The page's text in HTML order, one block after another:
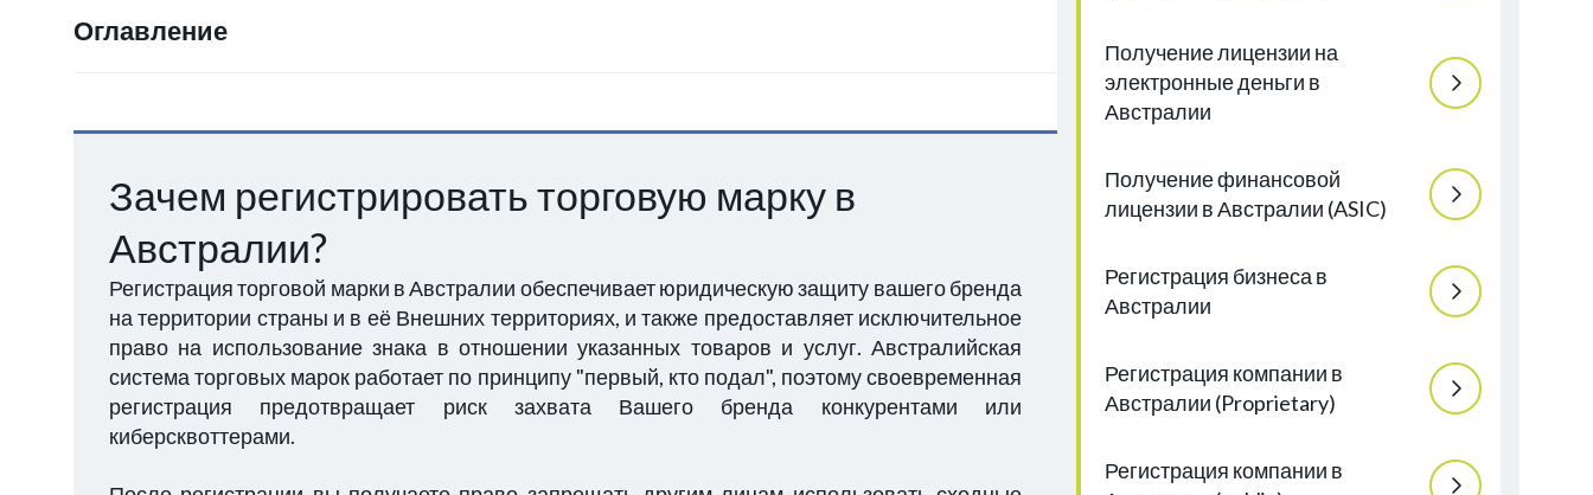
Оглавление
Зачем регистрировать торговую марку в
Австралии?
Регистрация торговой марки в Австралии обеспечивает юридическую защиту вашего бренда
на территории страны и в её Внешних территориях, и также предоставляет исключительное
право на использование знака в отношении указанных товаров и услуг. Австралийская
система торговых марок работает по принципу "первый, кто подал", поэтому своевременная
регистрация предотвращает риск захвата Вашего бренда конкурентами или
киберсквоттерами.
Получение лицензии на
электронные деньги в
Австралии
Получение финансовой
лицензии в Австралии (ASIC)
Регистрация бизнеса в
Австралии
Регистрация компании в
Австралии (Proprietary)
Регистрация компании в